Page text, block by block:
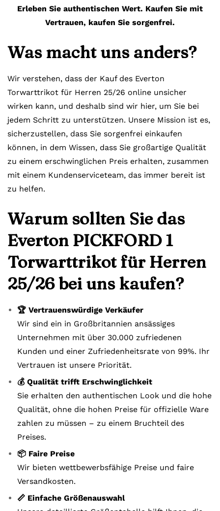
Erleben Sie authentischen Wert. Kaufen Sie mit
Vertrauen, kaufen Sie sorgenfrei.
Was macht uns anders?
Wir verstehen, dass der Kauf des Everton
Torwarttrikot für Herren 25/26 online unsicher
wirken kann, und deshalb sind wir hier, um Sie bei
jedem Schritt zu unterstützen. Unsere Mission ist es,
sicherzustellen, dass Sie sorgenfrei einkaufen
können, in dem Wissen, dass Sie großartige Qualität
zu einem erschwinglichen Preis erhalten, zusammen
mit einem Kundenserviceteam, das immer bereit ist
zu helfen.
Warum sollten Sie das
Everton PICKFORD 1
Torwarttrikot für Herren
25/26 bei uns kaufen?
🏆 Vertrauenswürdige Verkäufer
Wir sind ein in Großbritannien ansässiges
Unternehmen mit über 30.000 zufriedenen
Kunden und einer Zufriedenheitsrate von 99%. Ihr
Vertrauen ist unsere Priorität.
💰 Qualität trifft Erschwinglichkeit
Sie erhalten den authentischen Look und die hohe
Qualität, ohne die hohen Preise für offizielle Ware
zahlen zu müssen – zu einem Bruchteil des
Preises.
📦 Faire Preise
Wir bieten wettbewerbsfähige Preise und faire
Versandkosten.
📏 Einfache Größenauswahl